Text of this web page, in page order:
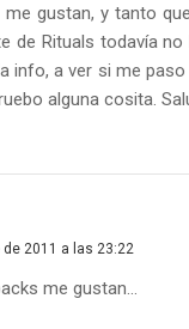
gustan, y tanto
de Rituals todavía no
info, a ver si me
alguna cosita.
2011 a las 23:22
me gustan...